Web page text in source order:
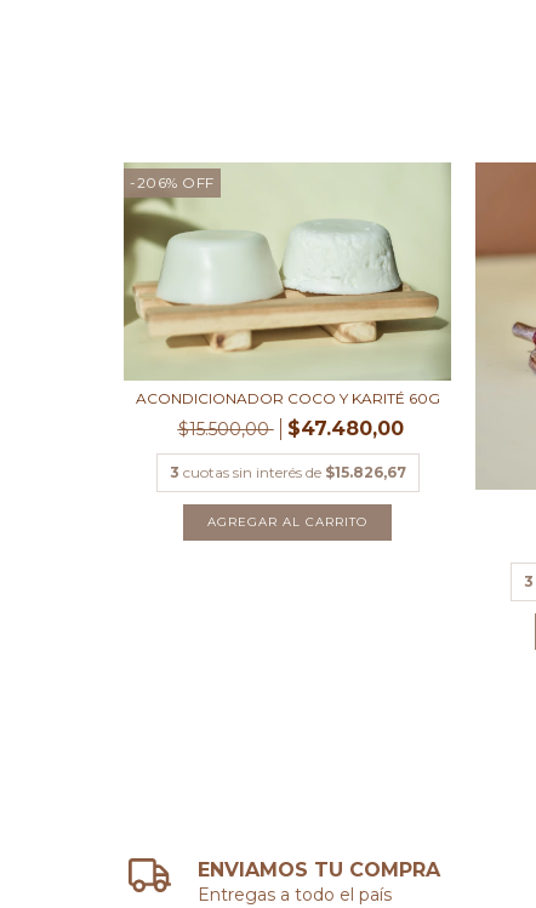
-206% OFF
ACONDICIONADOR COCO Y KARITÉ 60G
$15.500,00 $47.480,00
3 cuotas sin interés de $15.826,67
3
ENVIAMOS TU COMPRA
Entregas a todo el país